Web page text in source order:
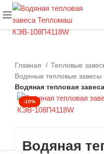
Главная
Тепловые
Водяные тепловые завесы
Водяная тепловая
-10%
Водяная